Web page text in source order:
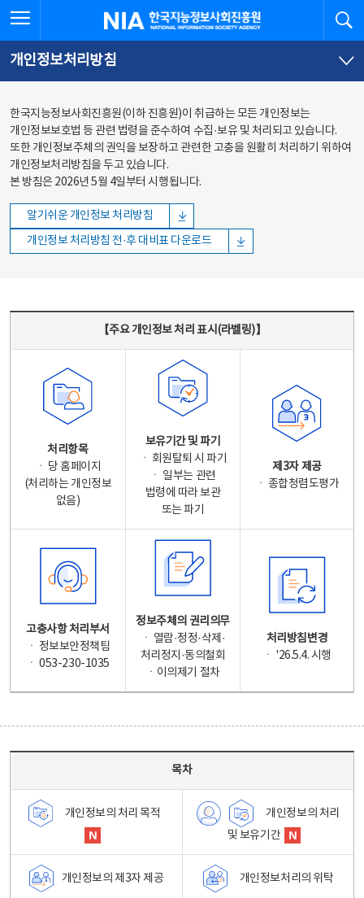
바로가기
바로가기
한국지능정보사회진흥원
개인정보처리방침
한국지능정보사회진흥원(이하 진흥원)이 취급하는 모든 개인정보는
개인정보보호법 등 관련 법령을 준수하여 수집·보유 및 처리되고 있습니다.
또한 개인정보주체의 권익을 보장하고 관련한 고충을 원활히 처리하기 위하여
개인정보처리방침을 두고 있습니다.
본 방침은 2026년 5월 4일부터 시행됩니다.
알기쉬운 개인정보 처리방침
개인정보 처리방침 전·후 대비표 다운로드
【주요 개인정보 처리 표시(라벨링)】
처리항목
ㆍ 당 홈페이지
(처리하는 개인정보
없음)
보유기간 및 파기
ㆍ 회원탈퇴 시 파기
ㆍ 일부는 관련
법령에 따라 보관
또는 파기
제3자 제공
ㆍ 종합청렴도평가
고충사항 처리부서
ㆍ 정보보안정책팀
ㆍ 053-230-1035
정보주체의 권리의무
ㆍ 열람·정정·삭제·
처리정지·동의철회
ㆍ이의제기 절차
처리방침변경
ㆍ '26.5.4. 시행
목차
개인정보의 처리 목적
개인정보의 처리
및 보유기간
개인정보의 제3자 제공 개인정보처리의 위탁